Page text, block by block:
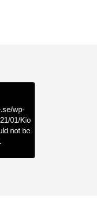
wp-
01/Kio
not be